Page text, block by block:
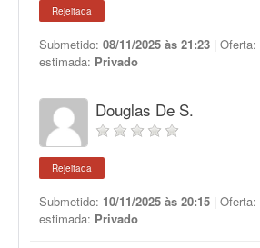
Rejeitada
Submetido: 08/11/2025 às 21:23 | Oferta:
estimada: Privado
Douglas De S.
Rejeitada
Submetido: 10/11/2025 às 20:15 | Oferta:
estimada: Privado